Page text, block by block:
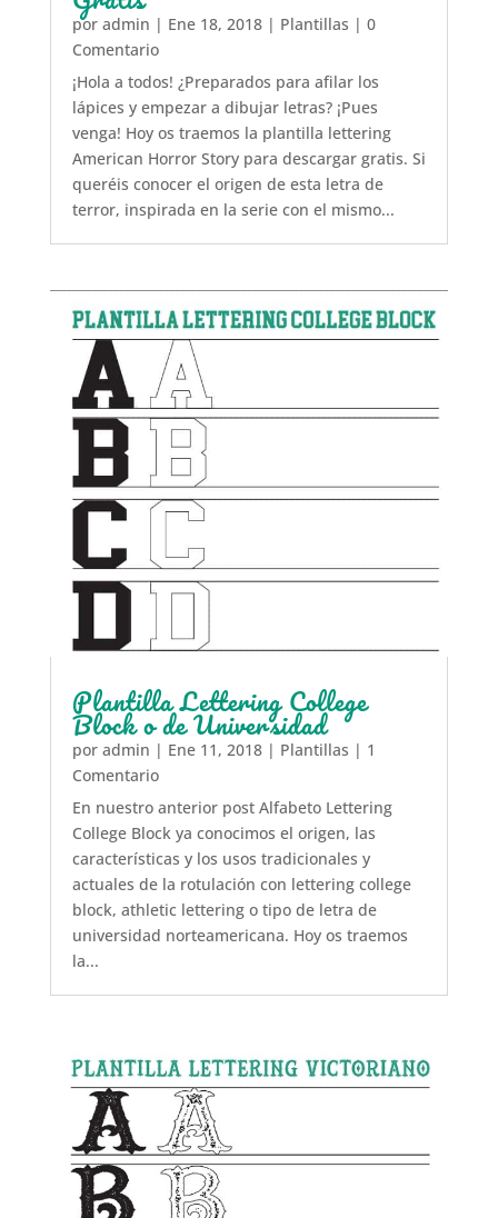
por admin | Ene 18, 2018| Plantillas | 0
Comentario
¡Hola a todos! ¿Preparados para afilar los
lápices y empezar a dibujar letras? ¡Pues
venga! Hoy os traemos la plantilla lettering
American Horror Story para descargar gratis. Si
queréis conocer el origen de esta letra de
terror, inspirada en la serie con el mismo...
Plantilla Lettering College
Block o de Universidad
por admin | Ene 11, 2018| Plantillas | 1
Comentario
En nuestro anterior post Alfabeto Lettering
College Block ya conocimos el origen, las
características y los usos tradicionales y
actuales de la rotulación con lettering college
block, athletic lettering o tipo de letra de
universidad norteamericana. Hoy os traemos
la...